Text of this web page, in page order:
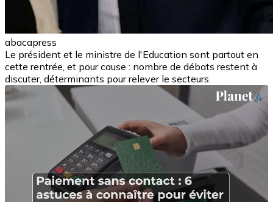
abacapress
Le président et le ministre de l'Education sont partout en
cette rentrée, et pour cause : nombre de débats restent à
discuter, déterminants pour relever le secteurs.